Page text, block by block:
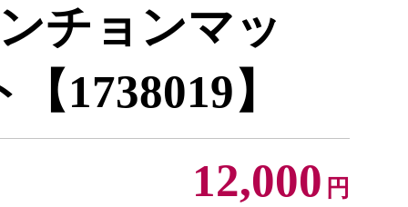
チョンマッ
1738019】
12,000 円